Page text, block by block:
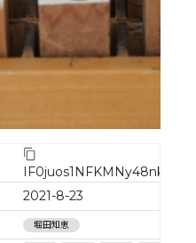
IF0juos1NFKMNy48nkrG
2021-8-23
堀田知恵